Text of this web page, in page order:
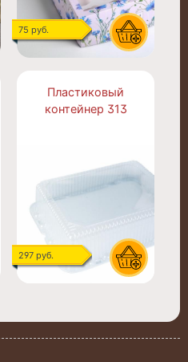
75 руб.
297 руб.
Пластиковый
контейнер 313